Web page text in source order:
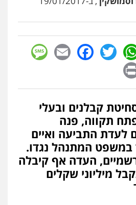
WhatsApp
Twitter
Facebook
Email
קבלנים ובעלי
תקווה, פנה
לעדת התביעה ואיים
במשפט המתנהל נגדו.
רשמיים, העדה אף קיבלה
מיליוני שקלים